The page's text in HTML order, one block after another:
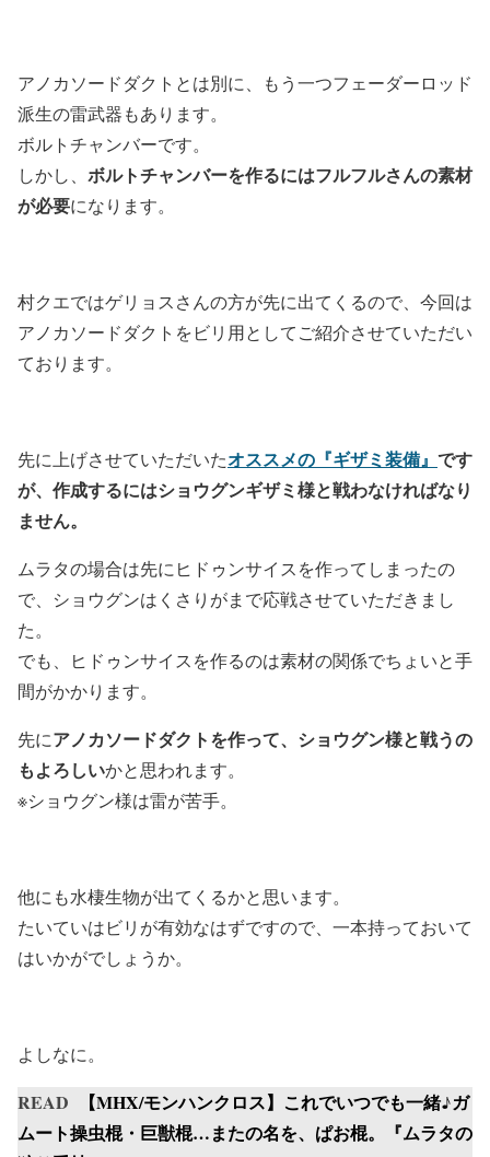
アノカソードダクトとは別に、もう一つフェーダーロッド
派生の雷武器もあります。
ボルトチャンバーです。
しかし、 ボルトチャンバーを作るにはフルフルさんの素材
が必要になります。
村クエではゲリョスさんの方が先に出てくるので、今回は
アノカソードダクトをビリ用としてご紹介させていただい
ております。
先に上げさせていただいたオススメの『ギザミ装備』 です
が、作成するにはショウグンギザミ様と戦わなければなり
ません。
ムラタの場合は先にヒドゥンサイスを作ってしまったの
で、ショウグンはくさりがまで応戦させていただきまし
た。
でも、ヒドゥンサイスを作るのは素材の関係でちょいと手
間がかかります。
先にアノカソードダクトを作って、ショウグン様と戦うの
もよろしいかと思われます。
※ショウグン様は雷が苦手。
他にも水棲生物が出てくるかと思います。
たいていはビリが有効なはずですので、一本持っておいて
はいかがでしょうか。
よしなに。
READ
【MHX/モンハンクロス】これでいつでも一緒♪ガ
ムート操虫棍・巨獣棍…またの名を、ぱお棍。『ムラタの